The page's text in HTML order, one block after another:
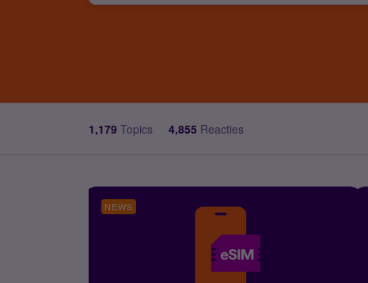
1,179 Topics 4,855 Reacties
NEWS